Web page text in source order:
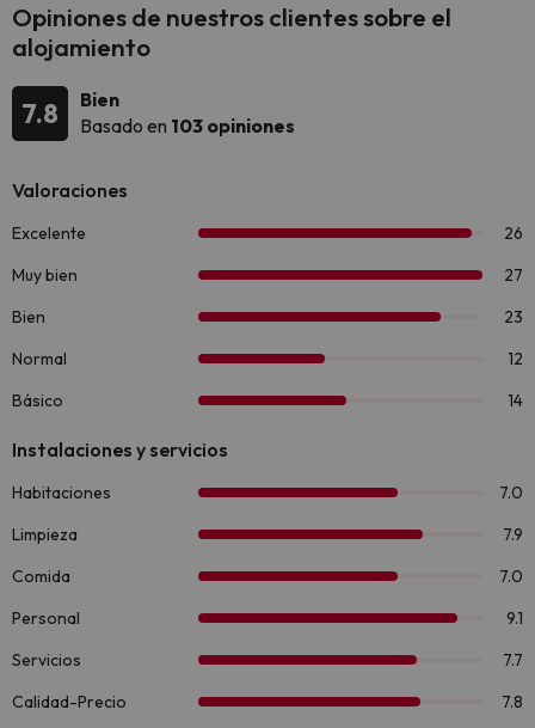
Opiniones de nuestros clientes sobre el
alojamiento
7.8
Bien
Basado en 103 opiniones